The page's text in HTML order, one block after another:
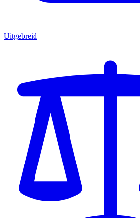
Uitgebreid